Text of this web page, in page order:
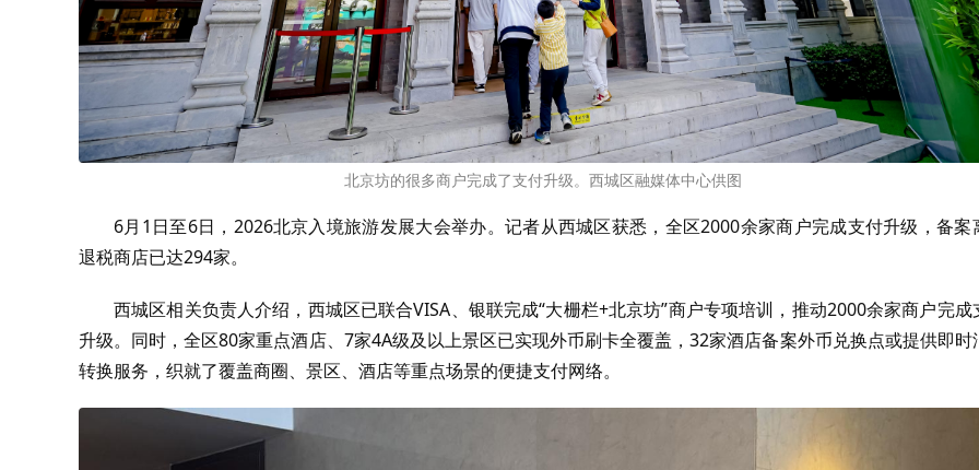
北京坊的很多商户完成了支付升级。西城区融媒体中心供图
6月1日至6日，2026北京入境旅游发展大会举办。记者从西城区获悉，全区2000余家商户完成支付升级，备案
退税商店已达294家。
西城区相关负责人介绍，西城区已联合VISA、银联完成“大栅栏+北京坊”商户专项培训，推动2000余家商户完成
升级。同时，全区80家重点酒店、7家4A级及以上景区已实现外币刷卡全覆盖，32家酒店备案外币兑换点或提供即时
转换服务，织就了覆盖商圈、景区、酒店等重点场景的便捷支付网络。